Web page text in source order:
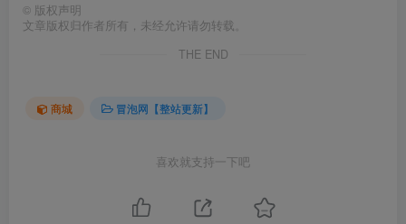
© 版权声明
文章版权归作者所有，未经允许请勿转载。
THE END
商城 冒泡网【整站更新】
喜欢就支持一下吧